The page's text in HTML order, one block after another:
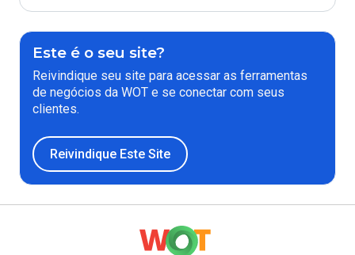
Este é o seu site?
Reivindique seu site para acessar as ferramentas
de negócios da WOT e se conectar com seus
clientes.
Reivindique Este Site